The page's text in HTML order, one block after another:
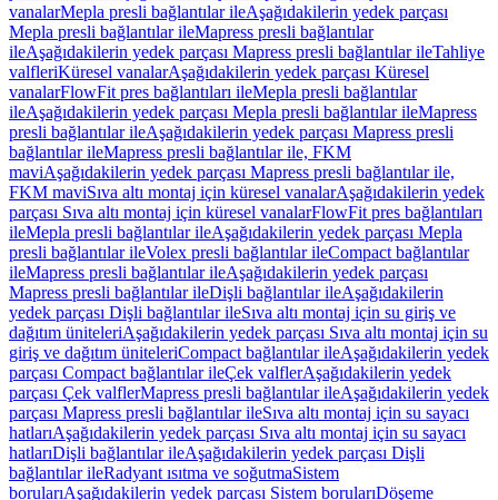
vanalarMepla presli bağlantılar ileAşağıdakilerin yedek parçası
Mepla presli bağlantılar ileMapress presli bağlantılar
ileAşağıdakilerin yedek parçası Mapress presli bağlantılar ileTahliye
valfleriKüresel vanalarAşağıdakilerin yedek parçası Küresel
vanalarFlowFit pres bağlantıları ileMepla presli bağlantılar
ileAşağıdakilerin yedek parçası Mepla presli bağlantılar ileMapress
presli bağlantılar ileAşağıdakilerin yedek parçası Mapress presli
bağlantılar ileMapress presli bağlantılar ile, FKM
maviAşağıdakilerin yedek parçası Mapress presli bağlantılar ile,
FKM maviSıva altı montaj için küresel vanalarAşağıdakilerin yedek
parçası Sıva altı montaj için küresel vanalarFlowFit pres bağlantıları
ileMepla presli bağlantılar ileAşağıdakilerin yedek parçası Mepla
presli bağlantılar ileVolex presli bağlantılar ileCompact bağlantılar
ileMapress presli bağlantılar ileAşağıdakilerin yedek parçası
Mapress presli bağlantılar ileDişli bağlantılar ileAşağıdakilerin
yedek parçası Dişli bağlantılar ileSıva altı montaj için su giriş ve
dağıtım üniteleriAşağıdakilerin yedek parçası Sıva altı montaj için su
giriş ve dağıtım üniteleriCompact bağlantılar ileAşağıdakilerin yedek
parçası Compact bağlantılar ileÇek valflerAşağıdakilerin yedek
parçası Çek valflerMapress presli bağlantılar ileAşağıdakilerin yedek
parçası Mapress presli bağlantılar ileSıva altı montaj için su sayacı
hatlarıAşağıdakilerin yedek parçası Sıva altı montaj için su sayacı
hatlarıDişli bağlantılar ileAşağıdakilerin yedek parçası Dişli
bağlantılar ileRadyant ısıtma ve soğutmaSistem
borularıAşağıdakilerin yedek parçası Sistem borularıDöşeme